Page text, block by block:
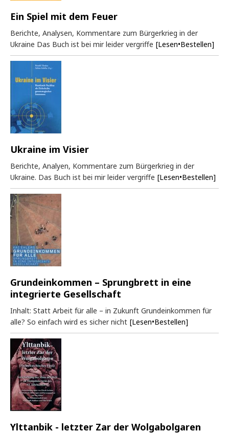
Ein Spiel mit dem Feuer
Berichte, Analysen, Kommentare zum Bürgerkrieg in der
Ukraine Das Buch ist bei mir leider vergriffe [Lesen•Bestellen]
Ukraine im Visier
Berichte, Analyen, Kommentare zum Bürgerkrieg in der
Ukraine. Das Buch ist bei mir leider vergriffe [Lesen•Bestellen]
Grundeinkommen – Sprungbrett in eine
integrierte Gesellschaft
Inhalt: Statt Arbeit für alle – in Zukunft Grundeinkommen für
alle? So einfach wird es sicher nicht [Lesen•Bestellen]
Ylttanbik - letzter Zar der Wolgabolgaren